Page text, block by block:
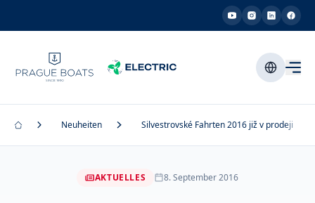
Neuheiten Silvestrovské Fahrten 2016 již v prodeji
AKTUELLES 8. September 2016